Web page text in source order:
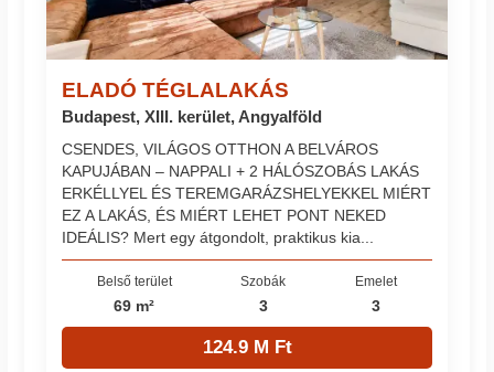
ELADÓ TÉGLALAKÁS
Budapest, XIII. kerület, Angyalföld
CSENDES, VILÁGOS OTTHON A BELVÁROS
KAPUJÁBAN – NAPPALI + 2 HÁLÓSZOBÁS LAKÁS
ERKÉLLYEL ÉS TEREMGARÁZSHELYEKKEL MIÉRT
EZ A LAKÁS, ÉS MIÉRT LEHET PONT NEKED
IDEÁLIS? Mert egy átgondolt, praktikus kia...
Belső terület
69 m²
Szobák
3
Emelet
3
124.9 M Ft